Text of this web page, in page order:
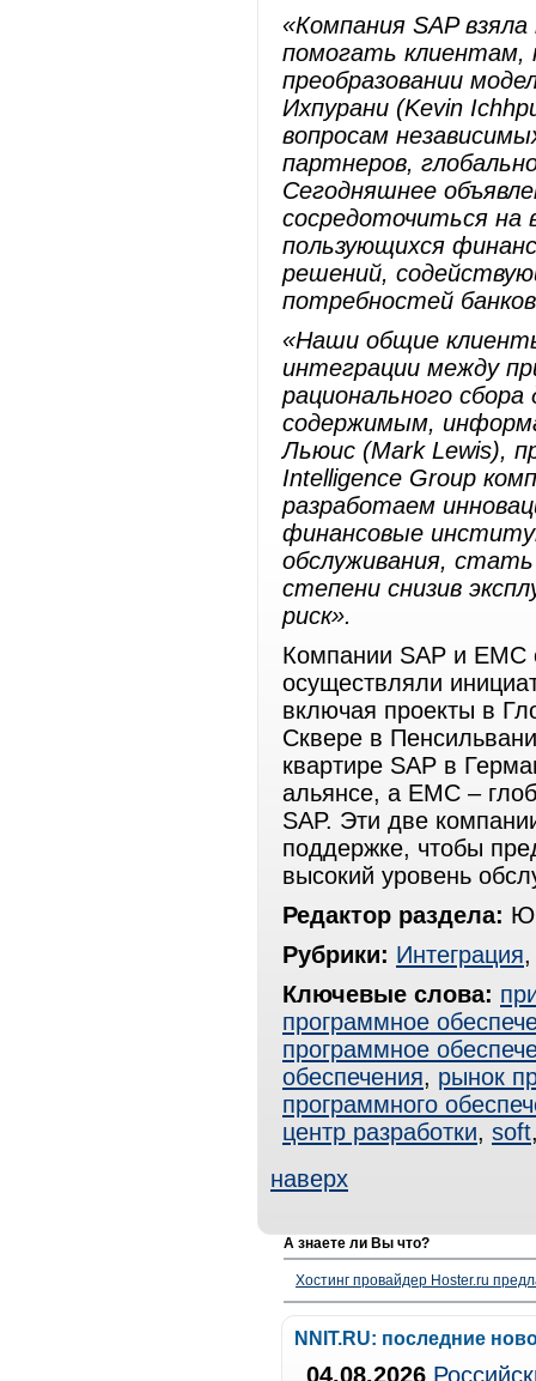
«Компания SAP
помогать клиентам,
преобразовании
Ихпурани (Kevin
вопросам
партнеров,
Сегодняшнее
сосредоточиться на
пользующихся
решений,
потребностей
«Наши общие
интеграции между
рационального
содержимым,
Льюис (Mark Lewis),
Intelligence Group
разработаем
финансовые
обслуживания,
степени снизив
риск».
Компании SAP и EMC
осуществляли
включая проекты в
Сквере в
квартире SAP в
альянсе, а EMC –
SAP. Эти две
поддержке, чтобы
высокий уровень
Редактор раздела:
Рубрики: Интеграция
Ключевые слова:
программное
программное
обеспечения, рынок
программного
центр разработки, soft
наверх
А знаете ли Вы что?
Хостинг провайдер Hoster.ru
NNIT.RU: последние
04.08.2026